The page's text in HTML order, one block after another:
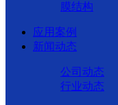
膜结构
应用案例
新闻动态
公司动态
行业动态